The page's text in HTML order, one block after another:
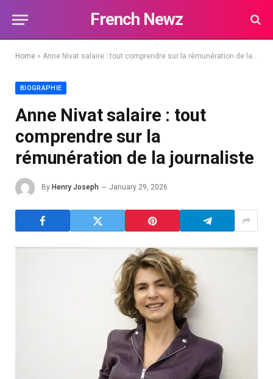
French Newz
Home » Anne Nivat salaire : tout comprendre sur la rémunération de la journaliste
BIOGRAPHIE
Anne Nivat salaire : tout
comprendre sur la
rémunération de la journaliste
By Henry Joseph January 29, 2026